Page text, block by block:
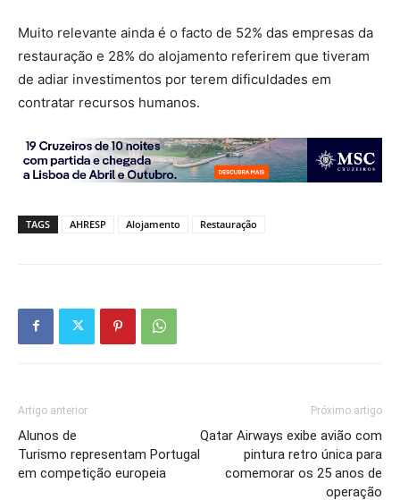
Muito relevante ainda é o facto de 52% das empresas da
restauração e 28% do alojamento referirem que tiveram
de adiar investimentos por terem dificuldades em
contratar recursos humanos.
TAGS AHRESP Alojamento Restauração
Artigo anterior
Alunos de
Turismo representam Portugal
em competição europeia
Próximo artigo
Qatar Airways exibe avião com
pintura retro única para
comemorar os 25 anos de
operação